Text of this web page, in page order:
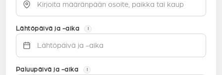
Lähtöpäivä ja -aika i
Paluupäivä ja -aika i